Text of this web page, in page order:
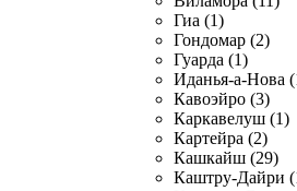
Гиа (1)
Гондомар (2)
Гуарда (1)
Иданья-а-Нова
Кавоэйро (3)
Каркавелуш (1)
Картейра (2)
Кашкайш (29)
Каштру-Дайри